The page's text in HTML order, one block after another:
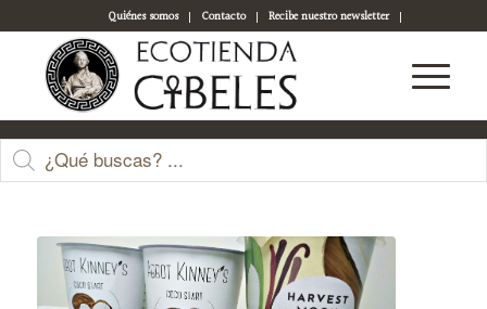
Quiénes somos Contacto
Recibe nuestro newsletter
Acceso a tu cuenta
Últimas entradas